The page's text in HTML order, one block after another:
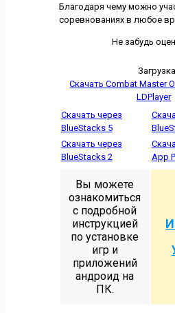
Благодаря чему можно
соревнованиях в любое
Не забудь
Скачать Combat Master
LDPlayer
Скачать через
BlueStacks 5
Скачать через
BlueStacks 2
App
Вы можете
ознакомиться
с подробной
инструкцией
по установке
игр и
приложений
андроид на
ПК.